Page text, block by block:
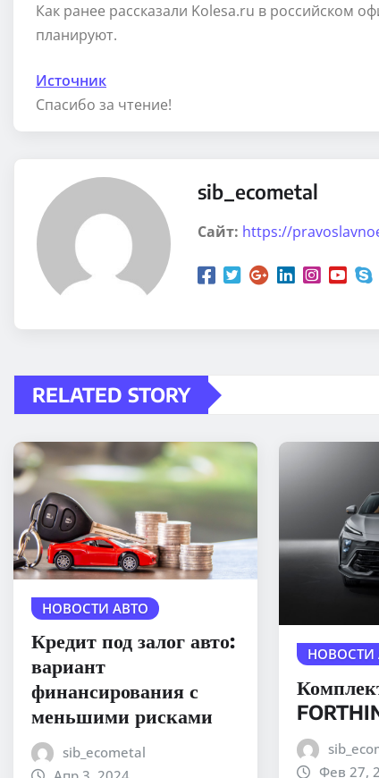
Как ранее рассказали Kolesa.ru в российском
планируют.
Источник
Спасибо за чтение!
sib_ecometal
Сайт: https://
RELATED STORY
НОВОСТИ АВТО
Кредит под залог авто:
вариант
финансирования с
меньшими рисками
sib_ecometal
НОВОСТИ
Фев 27,